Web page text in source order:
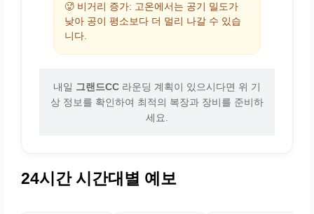
🥵 비거리 증가: 고온에서는 공기 밀도가
낮아 공이 평소보다 더 멀리 나갈 수 있습
니다.
내일 그랜드CC 라운딩 계획이 있으시다면 위 기
상 정보를 확인하여 최적의 복장과 장비를 준비하
세요.
24시간 시간대별 예보